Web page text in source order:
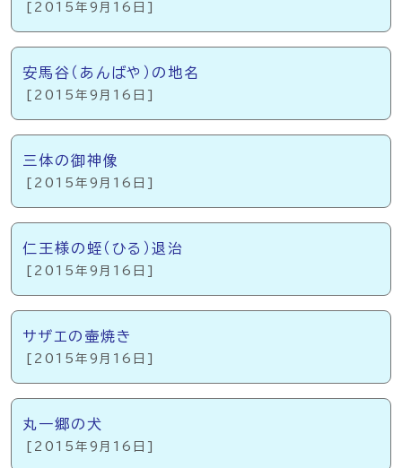
[2015年9月16日]
安馬谷（あんばや）の地名
[2015年9月16日]
三体の御神像
[2015年9月16日]
仁王様の蛭（ひる）退治
[2015年9月16日]
サザエの壷焼き
[2015年9月16日]
丸一郷の犬
[2015年9月16日]